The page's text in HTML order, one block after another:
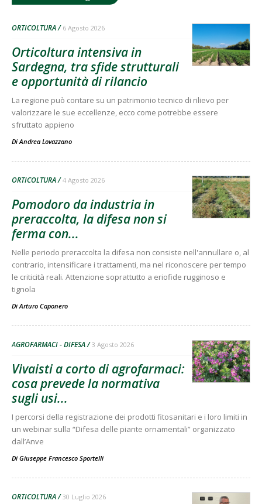
ORTICOLTURA 6 Agosto 2026
Orticoltura intensiva in
Sardegna, tra sfide strutturali
e opportunità di rilancio
La regione può contare su un patrimonio tecnico di rilievo per
valorizzare le sue eccellenze, ecco come potrebbe essere
sfruttato appieno
DiAndrea Lovazzano
ORTICOLTURA 4 Agosto 2026
Pomodoro da industria in
preraccolta, la difesa non si
ferma con...
Nelle periodo preraccolta la difesa non consiste nell'annullare o, al
contrario, intensificare i trattamenti, ma nel riconoscere per tempo
le criticità reali. Attenzione soprattutto a eriofide rugginoso e
tignola
DiArturo Caponero
AGROFARMACI - DIFESA 3 Agosto 2026
Vivaisti a corto di agrofarmaci:
cosa prevede la normativa
sugli usi...
I percorsi della registrazione dei prodotti fitosanitari e i loro limiti in
un webinar sulla “Difesa delle piante ornamentali” organizzato
dall’Anve
Di Giuseppe Francesco Sportelli
ORTICOLTURA 30 Luglio 2026